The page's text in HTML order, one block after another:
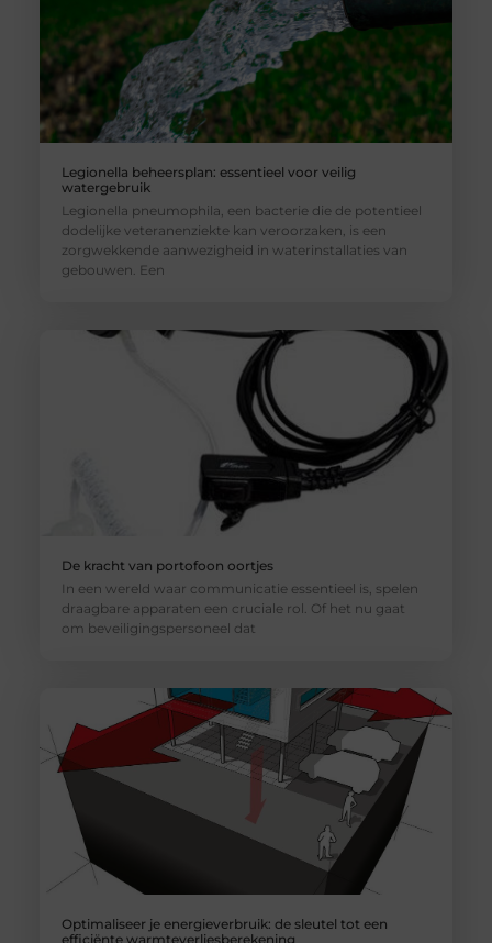
Legionella beheersplan: essentieel voor veilig
watergebruik
Legionella pneumophila, een bacterie die de potentieel
dodelijke veteranenziekte kan veroorzaken, is een
zorgwekkende aanwezigheid in waterinstallaties van
gebouwen. Een
De kracht van portofoon oortjes
In een wereld waar communicatie essentieel is, spelen
draagbare apparaten een cruciale rol. Of het nu gaat
om beveiligingspersoneel dat
Optimaliseer je energieverbruik: de sleutel tot een
efficiënte warmteverliesberekening